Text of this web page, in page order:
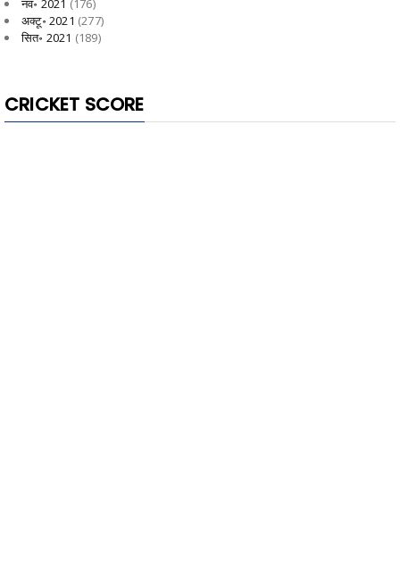
नव॰ 2021 (176)
अक्टू॰ 2021 (277)
सित॰ 2021 (189)
CRICKET SCORE